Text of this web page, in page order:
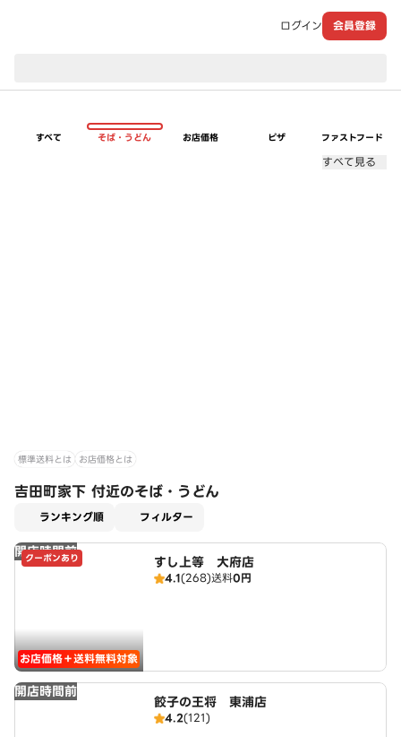
ログイン 会員登録
すべて そば・うどん お店価格 ピザ ファストフード
すべて見る
標準送料とは お店価格とは
吉田町家下 付近のそば・うどん
ランキング順 フィルター
開店時間前
クーポンあり
お店価格＋送料無料対象
すし上等 大府店
4.1(268)送料0円
開店時間前
餃子の王将 東浦店
4.2(121)